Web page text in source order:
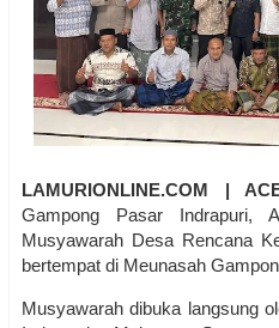
LAMURIONLINE.COM |
Gampong Pasar Indrapuri,
Musyawarah Desa Rencana
bertempat di Meunasah
Musyawarah dibuka langsung